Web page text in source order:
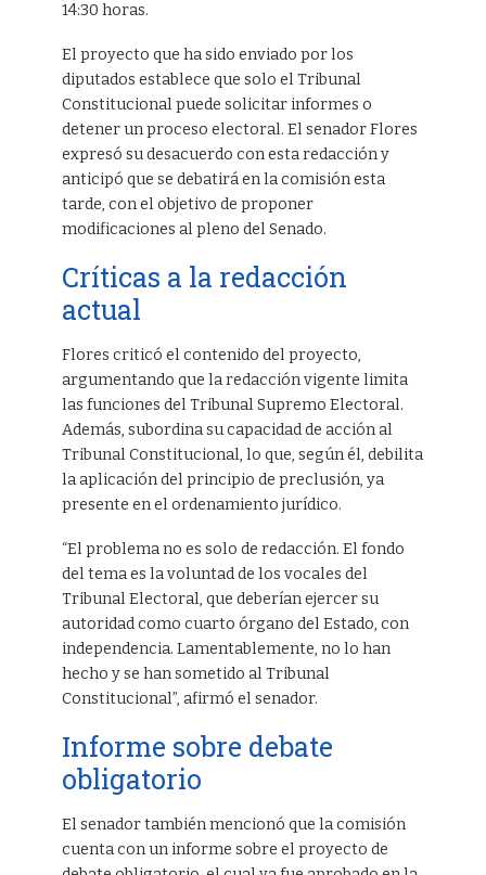
14:30 horas.
El proyecto que ha sido enviado por los
diputados establece que solo el Tribunal
Constitucional puede solicitar informes o
detener un proceso electoral. El senador Flores
expresó su desacuerdo con esta redacción y
anticipó que se debatirá en la comisión esta
tarde, con el objetivo de proponer
modificaciones al pleno del Senado.
Críticas a la redacción
actual
Flores criticó el contenido del proyecto,
argumentando que la redacción vigente limita
las funciones del Tribunal Supremo Electoral.
Además, subordina su capacidad de acción al
Tribunal Constitucional, lo que, según él, debilita
la aplicación del principio de preclusión, ya
presente en el ordenamiento jurídico.
“El problema no es solo de redacción. El fondo
del tema es la voluntad de los vocales del
Tribunal Electoral, que deberían ejercer su
autoridad como cuarto órgano del Estado, con
independencia. Lamentablemente, no lo han
hecho y se han sometido al Tribunal
Constitucional”, afirmó el senador.
Informe sobre debate
obligatorio
El senador también mencionó que la comisión
cuenta con un informe sobre el proyecto de